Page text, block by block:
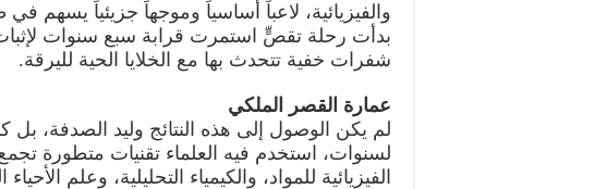
والفيزيائية، لاعباً أساسياً وموجهاً جزيئياً يسهم
بدأت رحلة تقصٍّ استمرت قرابة سبع سنوات لإثبات
شفرات خفية تتحدث بها مع الخلايا الحية لليرقة.
عمارة القصر الملكي
لم يكن الوصول إلى هذه النتائج وليد الصدفة، بل
لسنوات، استخدم فيه العلماء تقنيات متطورة
الفيزيائية للمواد، والكيمياء التحليلية، وعلم